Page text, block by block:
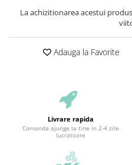
La achizitionarea acestui
Adauga la Favorite
Livrare rapida
Comanda ajunge la tine in 2-4 zile
lucratoare